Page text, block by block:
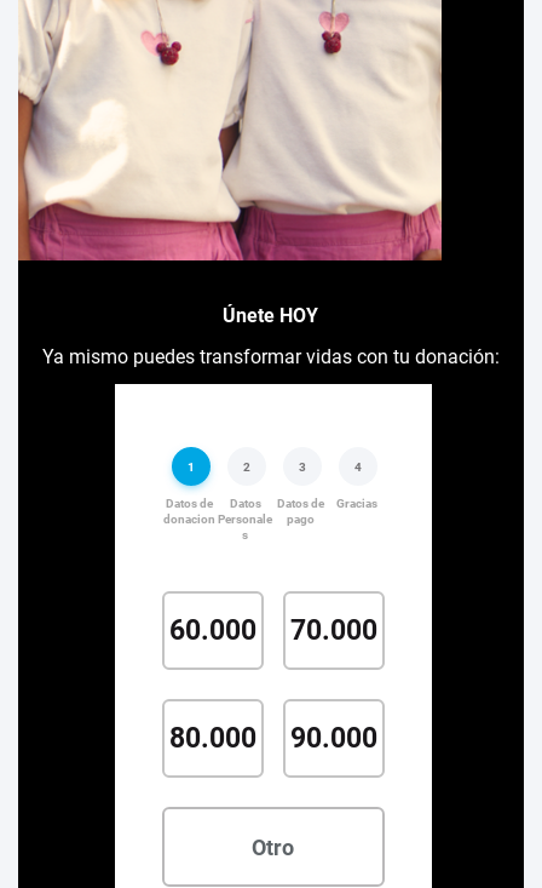
Únete HOY
Ya mismo puedes transformar vidas con tu donación: